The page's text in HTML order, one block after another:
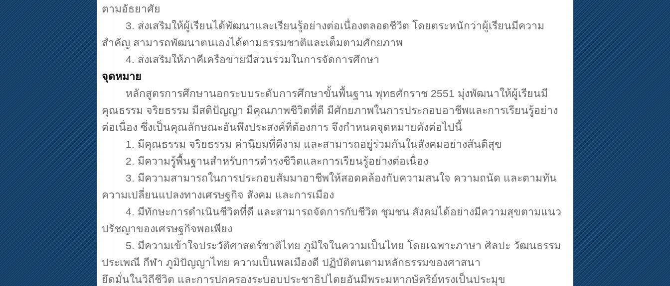
ตามอัธยาศัย
3. ส่งเสริมให้ผู้เรียนได้พัฒนาและเรียนรู้อย่างต่อเนื่องตลอดชีวิต โดยตระหนักว่าผู้เรียนมีความ
สำคัญ สามารถพัฒนาตนเองได้ตามธรรมชาติและเต็มตามศักยภาพ
4. ส่งเสริมให้ภาคีเครือข่ายมีส่วนร่วมในการจัดการศึกษา
จุดหมาย
หลักสูตรการศึกษานอกระบบระดับการศึกษาขั้นพื้นฐาน พุทธศักราช 2551 มุ่งพัฒนาให้ผู้เรียนมี
คุณธรรม จริยธรรม มีสติปัญญา มีคุณภาพชีวิตที่ดี มีศักยภาพในการประกอบอาชีพและการเรียนรู้อย่าง
ต่อเนื่อง ซึ่งเป็นคุณลักษณะอันพึงประสงค์ที่ต้องการ จึงกำหนดจุดหมายดังต่อไปนี้
1. มีคุณธรรม จริยธรรม ค่านิยมที่ดีงาม และสามารถอยู่ร่วมกันในสังคมอย่างสันติสุข
2. มีความรู้พื้นฐานสำหรับการดำรงชีวิตและการเรียนรู้อย่างต่อเนื่อง
3. มีความสามารถในการประกอบสัมมาอาชีพให้สอดคล้องกับความสนใจ ความถนัด และตามทัน
ความเปลี่ยนแปลงทางเศรษฐกิจ สังคม และการเมือง
4. มีทักษะการดำเนินชีวิตที่ดี และสามารถจัดการกับชีวิต ชุมชน สังคมได้อย่างมีความสุขตามแนว
ปรัชญาของเศรษฐกิจพอเพียง
5. มีความเข้าใจประวัติศาสตร์ชาติไทย ภูมิใจในความเป็นไทย โดยเฉพาะภาษา ศิลปะ วัฒนธรรม
ประเพณี กีฬา ภูมิปัญญาไทย ความเป็นพลเมืองดี ปฏิบัติตนตามหลักธรรมของศาสนา
ยึดมั่นในวิถีชีวิต และการปกครองระบอบประชาธิปไตยอันมีพระมหากษัตริย์ทรงเป็นประมุข